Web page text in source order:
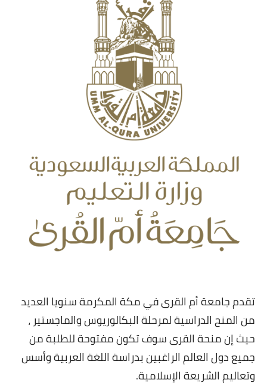
تقدم جامعة أم القرى في مكة المكرمة سنويا العديد
من المنح الدراسية لمرحلة البكالوريوس والماجستير ،
حيث إن منحة القرى سوف تكون مفتوحة للطلبة من
جميع دول العالم الراغبين بدراسة اللغة العربية وأسس
وتعاليم الشريعة الإسلامية.